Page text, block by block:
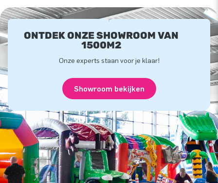
ONTDEK ONZE SHOWROOM VAN
1500M2
Onze experts staan voor je klaar!
Showroom bekijken